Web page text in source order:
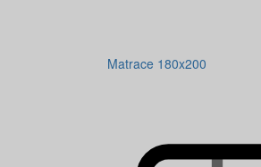
Matrace 180x200